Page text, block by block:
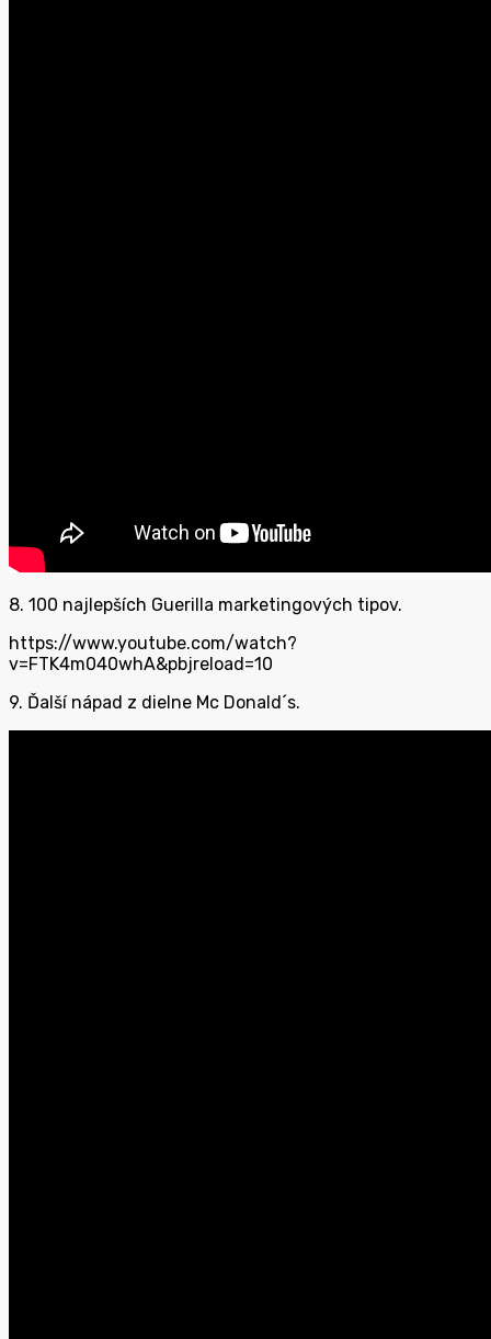
8. 100 najlepších Guerilla marketingových tipov.
https://www.youtube.com/watch?
v=FTK4m040whA&pbjreload=10
9. Ďalší nápad z dielne Mc Donald´s.